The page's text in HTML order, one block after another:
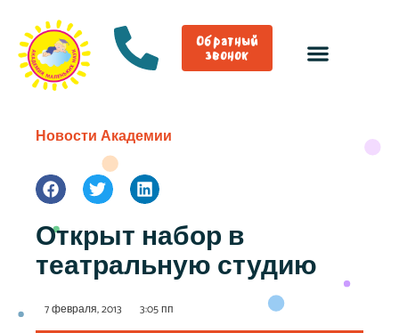
Обратный
звонок
Новости Академии
Открыт набор в
театральную студию
7 февраля, 2013 3:05 пп